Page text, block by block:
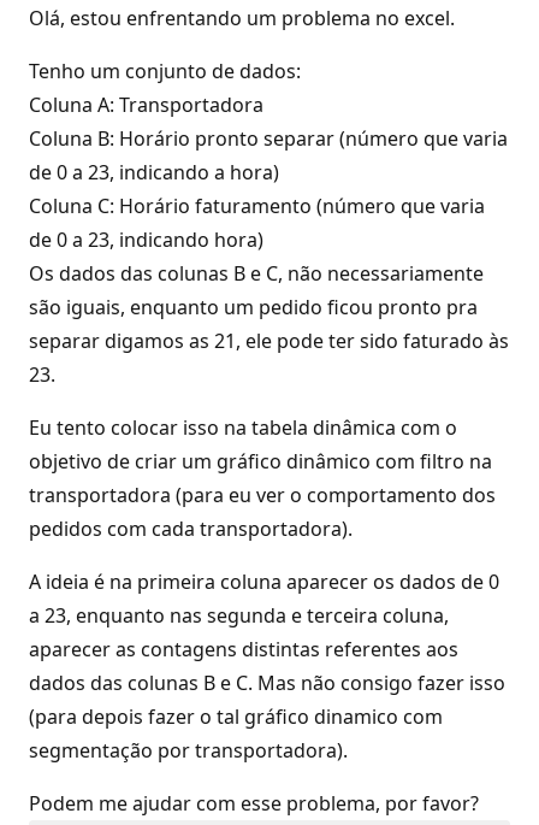
Olá, estou enfrentando um problema no excel.
Tenho um conjunto de dados:
Coluna A: Transportadora
Coluna B: Horário pronto separar (número que varia
de 0 a 23, indicando a hora)
Coluna C: Horário faturamento (número que varia
de 0 a 23, indicando hora)
Os dados das colunas B e C, não necessariamente
são iguais, enquanto um pedido ficou pronto pra
separar digamos as 21, ele pode ter sido faturado às
23.
Eu tento colocar isso na tabela dinâmica com o
objetivo de criar um gráfico dinâmico com filtro na
transportadora (para eu ver o comportamento dos
pedidos com cada transportadora).
A ideia é na primeira coluna aparecer os dados de 0
a 23, enquanto nas segunda e terceira coluna,
aparecer as contagens distintas referentes aos
dados das colunas B e C. Mas não consigo fazer isso
(para depois fazer o tal gráfico dinamico com
segmentação por transportadora).
Podem me ajudar com esse problema, por favor?